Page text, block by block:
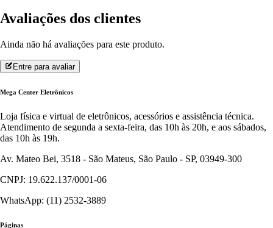
Avaliações dos clientes
Ainda não há avaliações para este produto.
Entre para avaliar
Mega Center Eletrônicos
Loja física e virtual de eletrônicos, acessórios e assistência técnica.
Atendimento de segunda a sexta-feira, das 10h às 20h, e aos sábados,
das 10h às 19h.
Av. Mateo Bei, 3518 - São Mateus, São Paulo - SP, 03949-300
CNPJ: 19.622.137/0001-06
WhatsApp: (11) 2532-3889
Páginas